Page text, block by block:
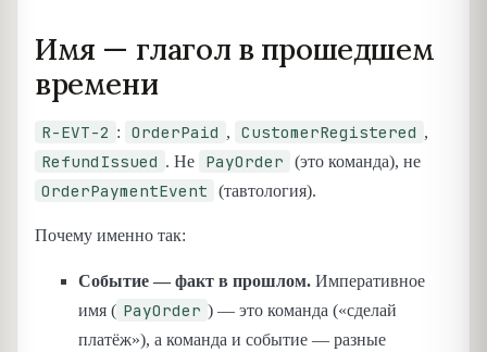
Имя — глагол в прошедшем
времени
R-EVT-2 : OrderPaid , CustomerRegistered ,
RefundIssued . Не PayOrder (это команда), не
OrderPaymentEvent (тавтология).
Почему именно так:
Событие — факт в прошлом. Императивное
имя ( PayOrder ) — это команда («сделай
платёж»), а команда и событие — разные